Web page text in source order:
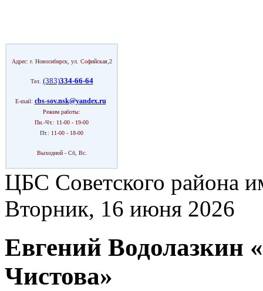
Адрес: г. Новосибирск, ул. Софийская,2
Тел. (383)334-66-64
E-mail: cbs-sov.nsk@yandex.ru
Режим работы:
Пн.-Чт.: 11-00 - 19-00
Пт.: 11-00 - 18-00
Выходной - Сб, Вс.
ЦБС Советского района
Вторник, 16 июня 2026
Евгений Водолазкин
Чистова»